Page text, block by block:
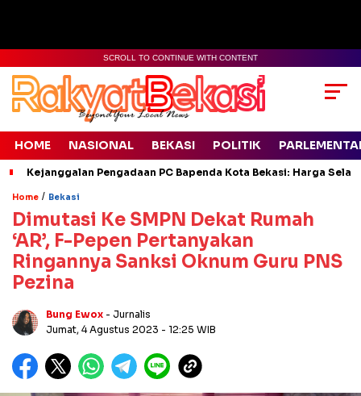
SCROLL TO CONTINUE WITH CONTENT
HOME NASIONAL BEKASI POLITIK
Kejanggalan Pengadaan PC Bapenda Kota Bekasi: Harga
Home / Bekasi
Dimutasi Ke SMPN Dekat Rumah
‘AR’, F-Pepen Pertanyakan
Ringannya Sanksi Oknum Guru PNS
Pezina
Bung Ewox - Jurnalis
Jumat, 4 Agustus 2023 - 12:25 WIB